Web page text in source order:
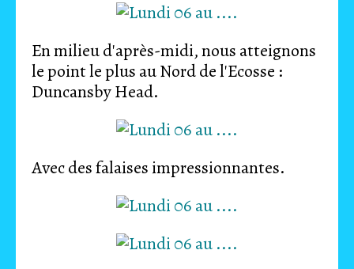
En milieu d'après-midi, nous atteignons
le point le plus au Nord de l'Ecosse :
Duncansby Head.
Avec des falaises impressionnantes.